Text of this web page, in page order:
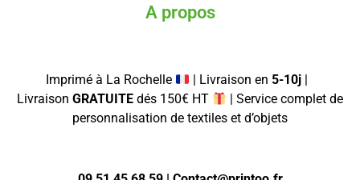
A propos
Imprimé à La Rochelle | Livraison en 5-10j
Livraison GRATUITE dés 150€ HT
| Service complet de
personnalisation de textiles et d’objets